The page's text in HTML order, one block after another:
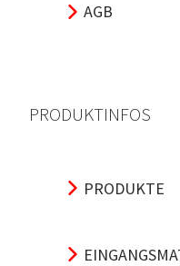
AGB
PRODUKTINFOS
PRODUKTE